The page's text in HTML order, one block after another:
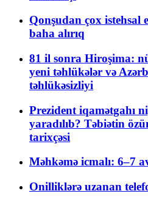
Qonşudan çox
baha alırıq
81 il sonra Hiroşima:
yeni təhlükələr və
təhlükəsizliyi
Prezident iqamətgahı
yaradılıb? Təbiətin
tarixçəsi
Məhkəmə icmalı: 6–7
Onilliklərə uzanan